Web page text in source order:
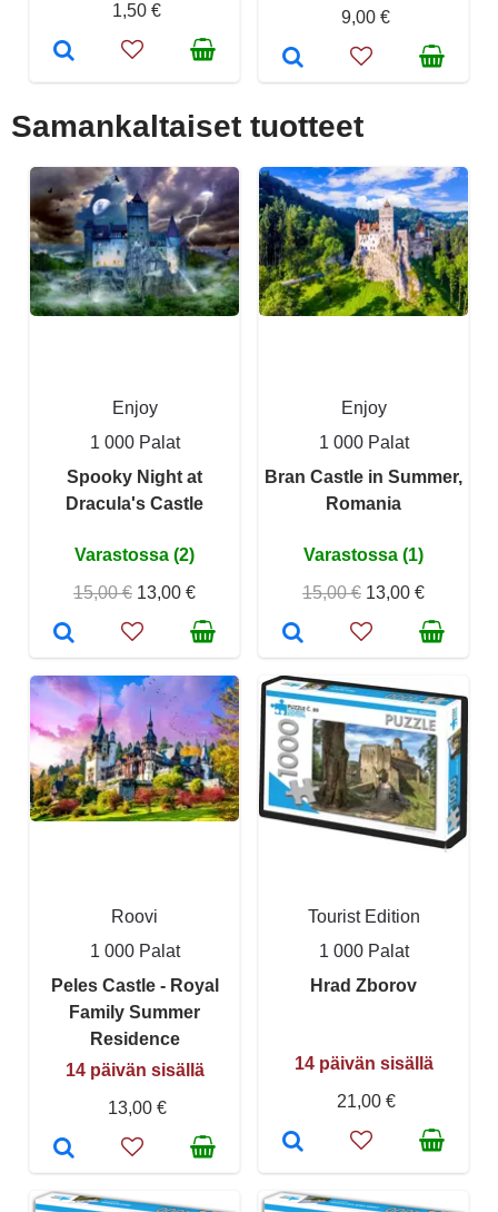
1,50 €
9,00 €
Samankaltaiset tuotteet
Enjoy
1 000 Palat
Spooky Night at
Dracula's Castle
Varastossa (2)
15,00 € 13,00 €
Enjoy
1 000 Palat
Bran Castle in Summer,
Romania
Varastossa (1)
15,00 € 13,00 €
Roovi
1 000 Palat
Peles Castle - Royal
Family Summer
Residence
14 päivän sisällä
13,00 €
Tourist Edition
1 000 Palat
Hrad Zborov
14 päivän sisällä
21,00 €